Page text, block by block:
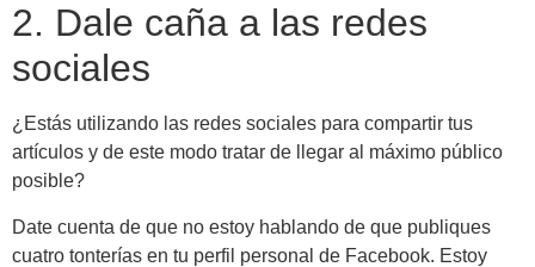
2. Dale caña a las redes
sociales
¿Estás utilizando las redes sociales para compartir tus
artículos y de este modo tratar de llegar al máximo público
posible?
Date cuenta de que no estoy hablando de que publiques
cuatro tonterías en tu perfil personal de Facebook. Estoy